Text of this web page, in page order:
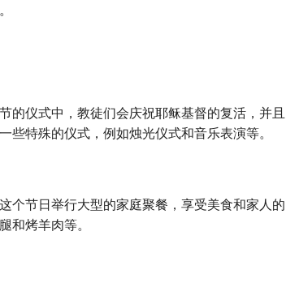
的仪式中，教徒们会庆祝耶稣基督的复活，并且
特殊的仪式，例如烛光仪式和音乐表演等。
个节日举行大型的家庭聚餐，享受美食和家人的
和烤羊肉等。